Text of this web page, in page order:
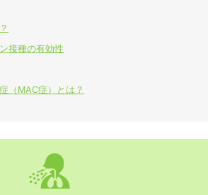
性閉塞性肺疾患（COPD）
接種の有効性
（MAC症）とは？